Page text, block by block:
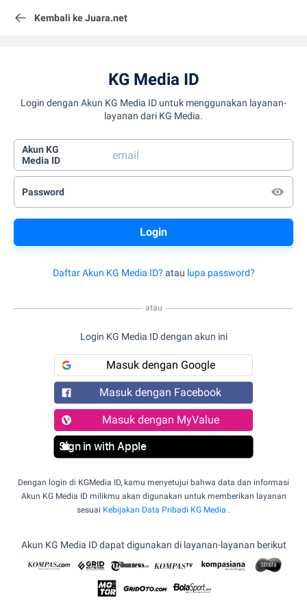
Kembali ke Juara.net
KG Media ID
Login dengan Akun KG Media ID untuk menggunakan layanan-
layanan dari KG Media.
Akun KG
Media ID
Password
Daftar Akun KG Media ID? atau lupa password?
atau
Login KG Media ID dengan akun ini
Masuk dengan Google
Masuk dengan Facebook
Masuk dengan MyValue
Sign in with Apple
Dengan login di KGMedia ID, kamu menyetujui bahwa data dan informasi
Akun KG Media ID milikmu akan digunakan untuk memberikan layanan
sesuai Kebijakan Data Pribadi KG Media .
Akun KG Media ID dapat digunakan di layanan-layanan berikut